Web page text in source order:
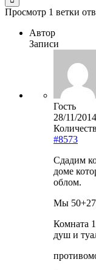
Просмотр 1 ветки
Автор
Записи
Гость
28/11/
#8573
Сдадим
доме
облом.
Мы 50+27
Комната
душ и